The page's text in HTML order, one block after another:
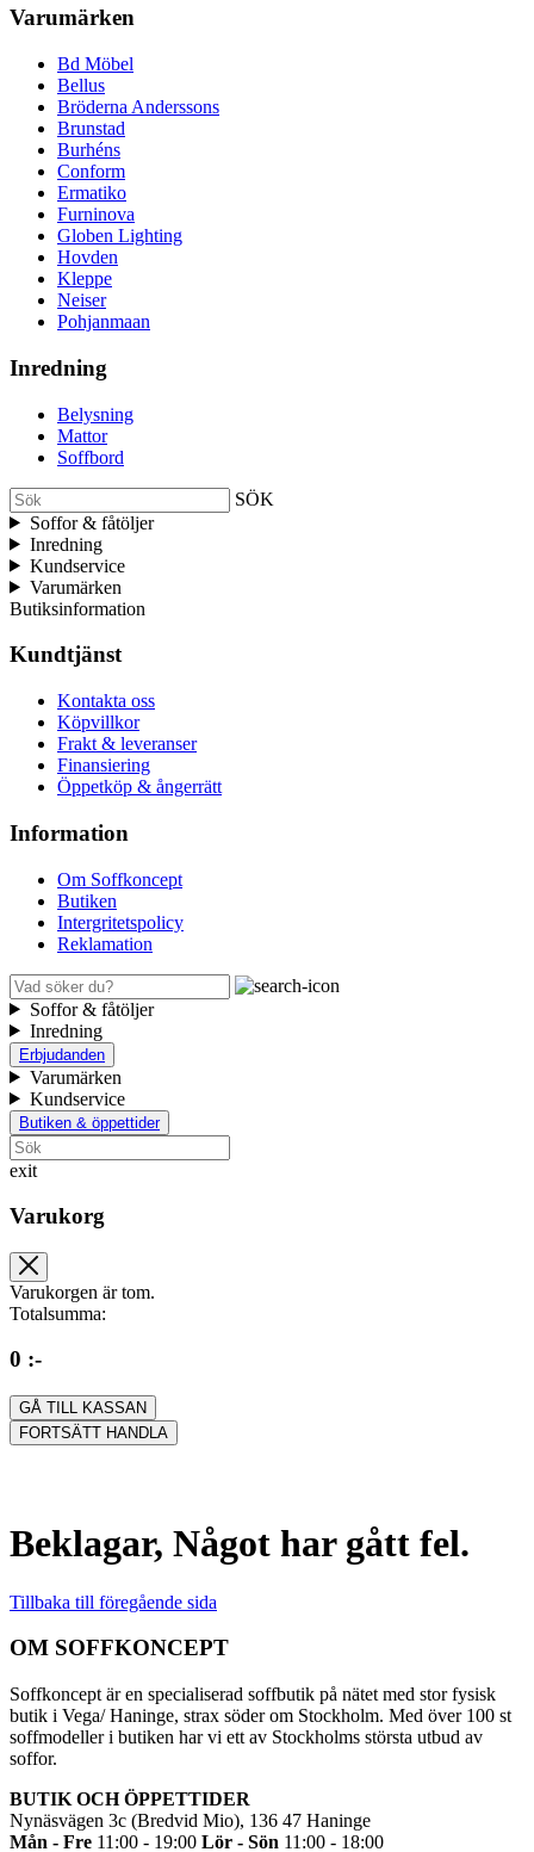
Varumärken
Bd Möbel
Bellus
Bröderna Anderssons
Brunstad
Burhéns
Conform
Ermatiko
Furninova
Globen Lighting
Hovden
Kleppe
Neiser
Pohjanmaan
Inredning
Belysning
Mattor
Soffbord
SÖK
Soffor & fåtöljer
Inredning
Kundservice
Varumärken
Butiksinformation
Kundtjänst
Kontakta oss
Köpvillkor
Frakt & leveranser
Finansiering
Öppetköp & ångerrätt
Information
Om Soffkoncept
Butiken
Intergritetspolicy
Reklamation
Soffor & fåtöljer
Inredning
Erbjudanden
Varumärken
Kundservice
Butiken & öppettider
exit
Varukorg
Varukorgen är tom.
Totalsumma:
0 :-
GÅ TILL KASSAN
FORTSÄTT HANDLA
Beklagar, Något har gått fel.
Tillbaka till föregående sida
OM SOFFKONCEPT
Soffkoncept är en specialiserad soffbutik på nätet med stor fysisk
butik i Vega/ Haninge, strax söder om Stockholm. Med över 100 st
soffmodeller i butiken har vi ett av Stockholms största utbud av
soffor.
BUTIK OCH ÖPPETTIDER
Nynäsvägen 3c (Bredvid Mio), 136 47 Haninge
Mån - Fre 11:00 - 19:00 Lör - Sön 11:00 - 18:00